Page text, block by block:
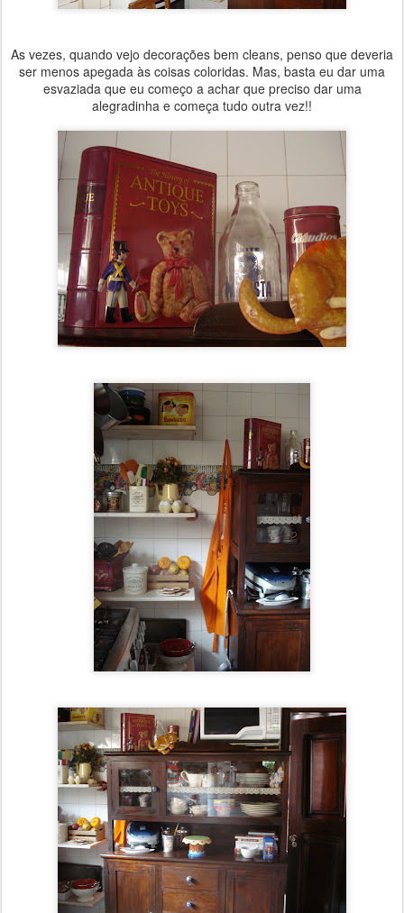
As vezes, quando vejo decorações bem cleans, penso que deveria
ser menos apegada às coisas coloridas. Mas, basta eu dar uma
esvaziada que eu começo a achar que preciso dar uma
alegradinha e começa tudo outra vez!!